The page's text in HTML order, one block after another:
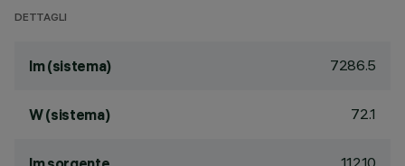
DETTAGLI
lm (sistema) 7286.5
W (sistema) 72.1
11210